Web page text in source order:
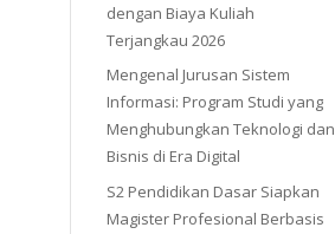
dengan Biaya Kuliah
Terjangkau 2026
Mengenal Jurusan Sistem
Informasi: Program Studi yang
Menghubungkan Teknologi dan
Bisnis di Era Digital
S2 Pendidikan Dasar Siapkan
Magister Profesional Berbasis